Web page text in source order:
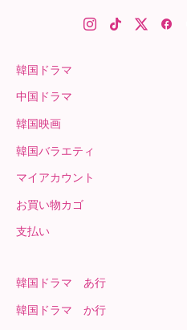
韓国ドラマ
中国ドラマ
韓国映画
韓国バラエティ
マイアカウント
お買い物カゴ
支払い
韓国ドラマ あ行
韓国ドラマ か行